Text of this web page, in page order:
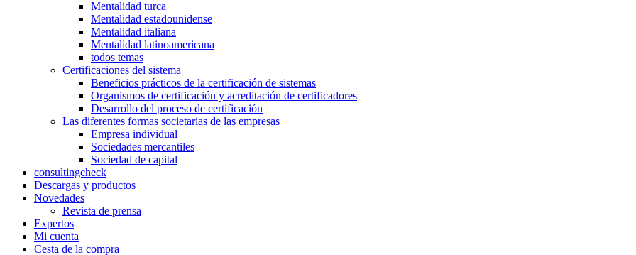
Mentalidad turca
Mentalidad estadounidense
Mentalidad italiana
Mentalidad latinoamericana
todos temas
Certificaciones del sistema
Beneficios prácticos de la certificación de sistemas
Organismos de certificación y acreditación de certificadores
Desarrollo del proceso de certificación
Las diferentes formas societarias de las empresas
Empresa individual
Sociedades mercantiles
Sociedad de capital
consultingcheck
Descargas y productos
Novedades
Revista de prensa
Expertos
Mi cuenta
Cesta de la compra